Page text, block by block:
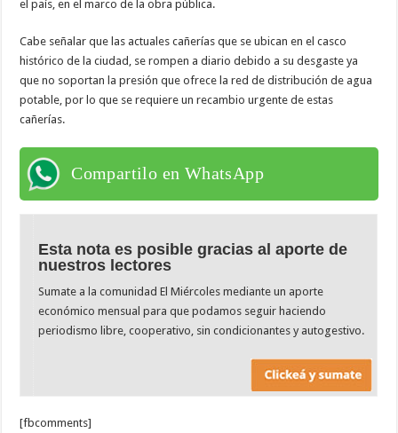
el país, en el marco de la obra pública.
Cabe señalar que las actuales cañerías que se ubican en el casco
histórico de la ciudad, se rompen a diario debido a su desgaste ya
que no soportan la presión que ofrece la red de distribución de agua
potable, por lo que se requiere un recambio urgente de estas
cañerías.
Compartilo en WhatsApp
Esta nota es posible gracias al aporte de
nuestros lectores
Sumate a la comunidad El Miércoles mediante un aporte
económico mensual para que podamos seguir haciendo
periodismo libre, cooperativo, sin condicionantes y autogestivo.
[fbcomments]